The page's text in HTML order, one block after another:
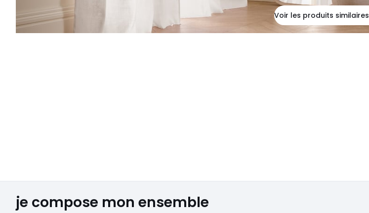
Voir les produits similaires
je compose mon ensemble